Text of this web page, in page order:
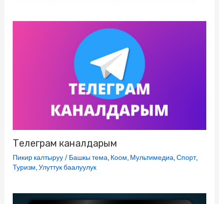
Телеграм каналдарым
Пикир калтыруу / Башкы тема, Коом, Мультимедиа,Спорт,
Туризм,Улуттук баалуулук